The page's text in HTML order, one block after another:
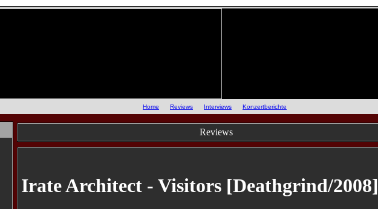
Home Reviews Interviews Konzertberichte
Reviews
Irate Architect - Visitors [Deathgrind/2008]